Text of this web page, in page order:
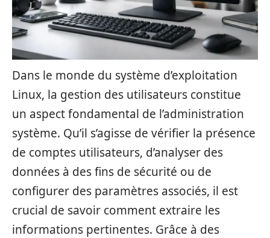
Dans le monde du système d’exploitation
Linux, la gestion des utilisateurs constitue
un aspect fondamental de l’administration
système. Qu’il s’agisse de vérifier la présence
de comptes utilisateurs, d’analyser des
données à des fins de sécurité ou de
configurer des paramètres associés, il est
crucial de savoir comment extraire les
informations pertinentes. Grâce à des